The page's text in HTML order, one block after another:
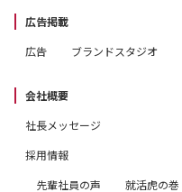
広告掲載
広告
ブランドスタジオ
会社概要
社長メッセージ
採用情報
先輩社員の声
就活虎の巻